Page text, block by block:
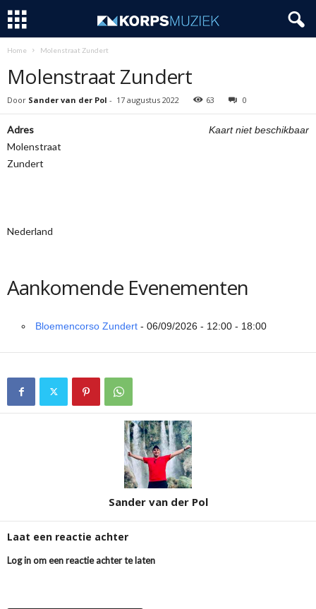
Home Molenstraat Zundert
Molenstraat Zundert
Door Sander van der Pol - 17 augustus 2022 63 0
Kaart niet beschikbaar
Adres
Molenstraat
Zundert
Nederland
Aankomende Evenementen
Bloemencorso Zundert - 06/09/2026 - 12:00 - 18:00
Sander van der Pol
Laat een reactie achter
Log in om een reactie achter te laten